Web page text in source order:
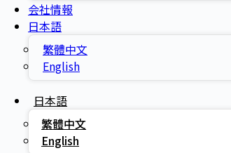
会社情報
日本語
繁體中文
English
日本語
繁體中文
English